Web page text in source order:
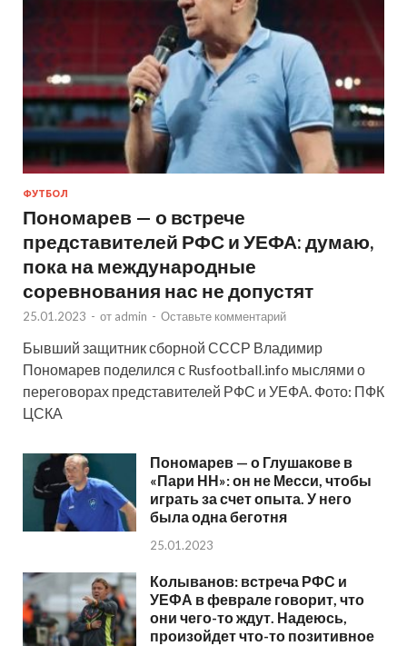
ФУТБОЛ
Пономарев — о встрече
представителей РФС и УЕФА: думаю,
пока на международные
соревнования нас не допустят
25.01.2023 - от admin - Оставьте комментарий
Бывший защитник сборной СССР Владимир
Пономарев поделился с Rusfootball.info мыслями о
переговорах представителей РФС и УЕФА. Фото: ПФК
ЦСКА
Пономарев — о Глушакове в
«Пари НН»: он не Месси, чтобы
играть за счет опыта. У него
была одна беготня
25.01.2023
Колыванов: встреча РФС и
УЕФА в феврале говорит, что
они чего-то ждут. Надеюсь,
произойдет что-то позитивное